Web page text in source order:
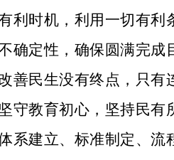
利时机，利用一切有利
确定性，确保圆满完成
善民生没有终点，只
守教育初心，坚持民
系建立、标准制定、流